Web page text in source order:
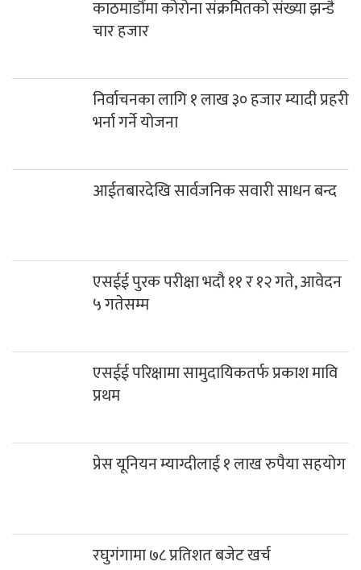
काठमाडौंमा कोरोना संक्रमितको संख्या झन्डै
चार हजार
निर्वाचनका लागि १ लाख ३० हजार म्यादी प्रहरी
भर्ना गर्ने योजना
आईतबारदेखि सार्वजनिक सवारी साधन बन्द
एसईई पुरक परीक्षा भदौ ११ र १२ गते, आवेदन
५ गतेसम्म
एसईई परिक्षामा सामुदायिकतर्फ प्रकाश मावि
प्रथम
प्रेस यूनियन म्याग्दीलाई १ लाख रुपैया सहयोग
रघुगंगामा ७८ प्रतिशत बजेट खर्च